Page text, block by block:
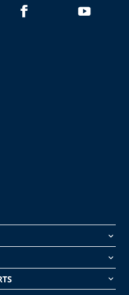
keyboard_arrow_down
keyboard_arrow_down
keyboard_arrow_down